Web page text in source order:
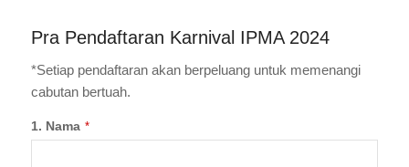
Pra Pendaftaran Karnival IPMA 2024
*Setiap pendaftaran akan berpeluang untuk memenangi
cabutan bertuah.
1. Nama *